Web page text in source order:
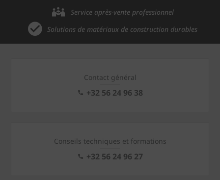
Service après-vente professionnel
Solutions de matériaux de construction durables
Contact général
+32 56 24 96 38
Conseils techniques et formations
+32 56 24 96 27